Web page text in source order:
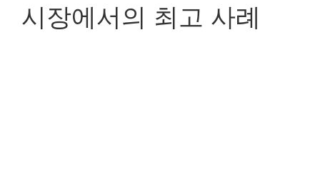
시장에서의 최고 사례